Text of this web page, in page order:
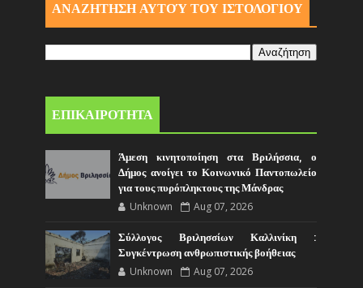
ΑΝΑΖΗΤΗΣΗ ΑΥΤΟΎ ΤΟΥ ΙΣΤΟΛΟΓΙΟΥ
ΕΠΙΚΑΙΡΟΤΗΤΑ
Άμεση κινητοποίηση στα Βριλήσσια, ο
Δήμος ανοίγει το Κοινωνικό Παντοπωλείο
για τους πυρόπληκτους της Μάνδρας
Unknown Aug 07, 2026
Σύλλογος Βριλησσίων Καλλινίκη :
Συγκέντρωση ανθρωπιστικής βοήθειας
Unknown Aug 07, 2026